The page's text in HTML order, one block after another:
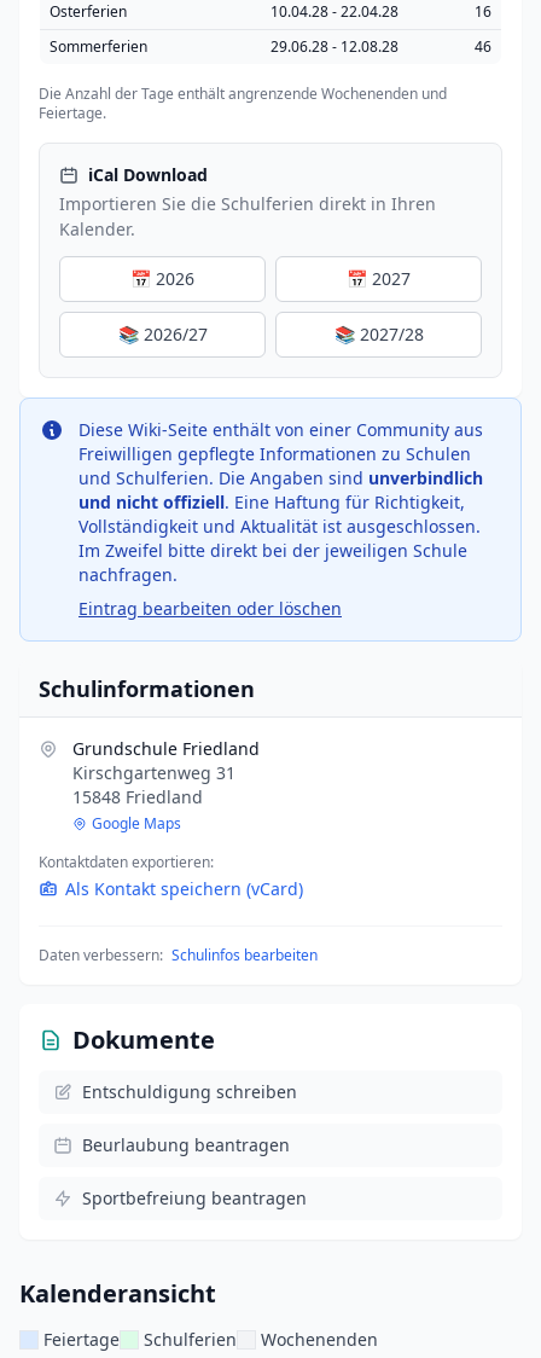
Osterferien
10.04.28 - 22.04.28
16
Sommerferien
29.06.28 - 12.08.28 46
Die Anzahl der Tage enthält angrenzende Wochenenden und
Feiertage.
iCal Download
Importieren Sie die Schulferien direkt in Ihren
Kalender.
📅 2026 📅 2027
📚 2026/27 📚 2027/28
Diese Wiki-Seite enthält von einer Community aus
Freiwilligen gepflegte Informationen zu Schulen
und Schulferien. Die Angaben sind unverbindlich
und nicht offiziell. Eine Haftung für Richtigkeit,
Vollständigkeit und Aktualität ist ausgeschlossen.
Im Zweifel bitte direkt bei der jeweiligen Schule
nachfragen.
Eintrag bearbeiten oder löschen
Schulinformationen
Grundschule Friedland
Kirschgartenweg 31
15848 Friedland
Google Maps
Kontaktdaten exportieren:
Als Kontakt speichern (vCard)
Daten verbessern: Schulinfos bearbeiten
Dokumente
Entschuldigung schreiben
Beurlaubung beantragen
Sportbefreiung beantragen
Kalenderansicht
Feiertage Schulferien Wochenenden